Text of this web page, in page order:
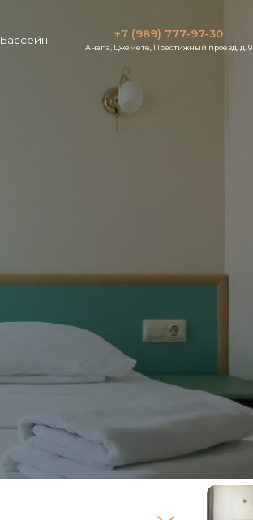
Бассейн +7 (989) 777-97-30
Анапа, Джемете, Престижный проезд, д. 9